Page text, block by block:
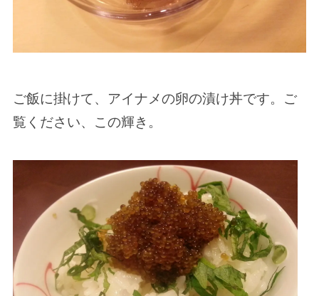
ご飯に掛けて、アイナメの卵の漬け丼です。ご
覧ください、この輝き。